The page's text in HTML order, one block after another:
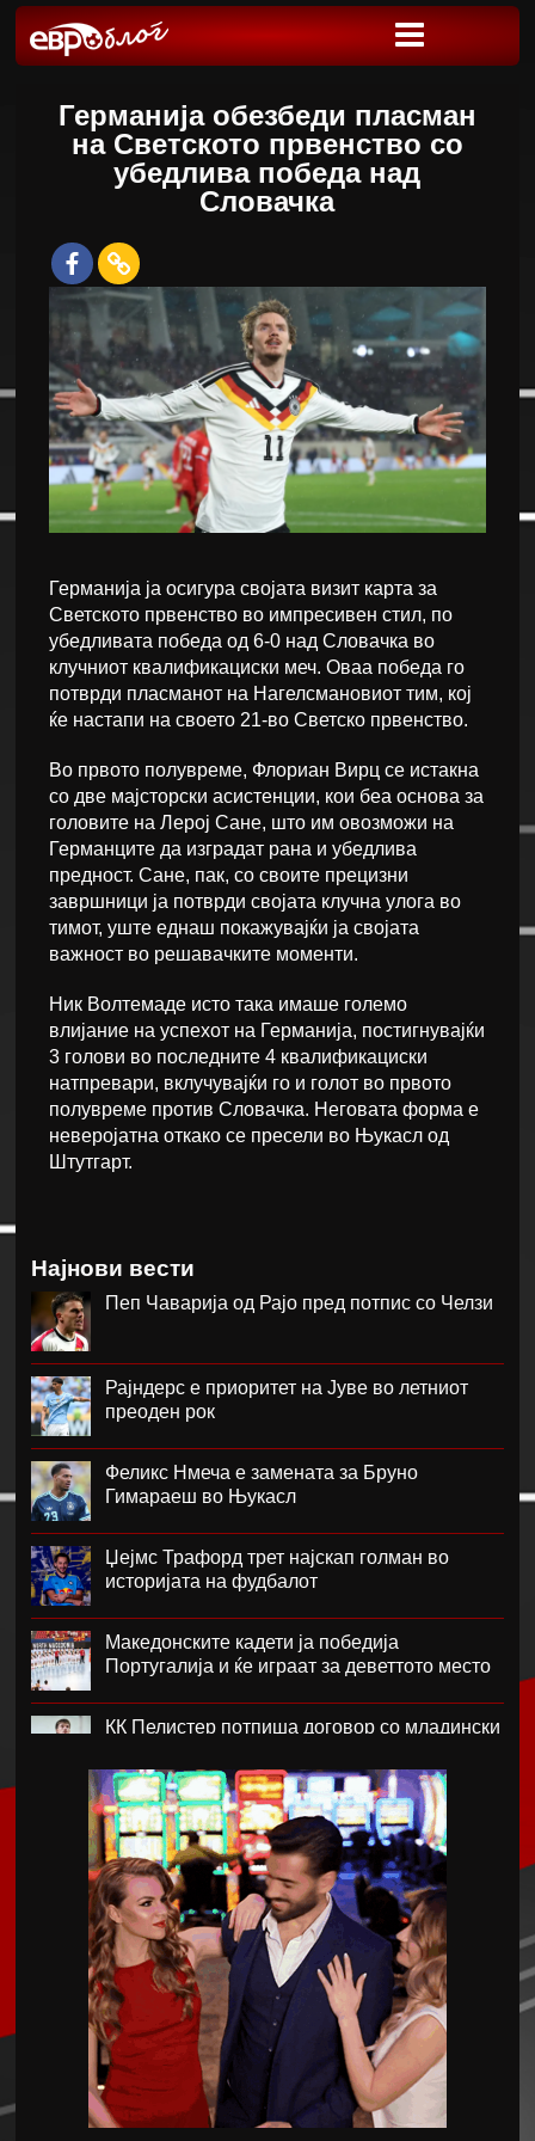
Германија обезбеди пласман
на Светското првенство со
убедлива победа над
Словачка
Германија ја осигура својата визит карта за
Светското првенство во импресивен стил, по
убедливата победа од 6-0 над Словачка во
клучниот квалификациски меч. Оваа победа го
потврди пласманот на Нагелсмановиот тим, кој
ќе настапи на своето 21-во Светско првенство.
Во првото полувреме, Флориан Вирц се истакна
со две мајсторски асистенции, кои беа основа за
головите на Лерој Сане, што им овозможи на
Германците да изградат рана и убедлива
предност. Сане, пак, со своите прецизни
завршници ја потврди својата клучна улога во
тимот, уште еднаш покажувајќи ја својата
важност во решавачките моменти.
Ник Волтемаде исто така имаше големо
влијание на успехот на Германија, постигнувајќи
3 голови во последните 4 квалификациски
натпревари, вклучувајќи го и голот во првото
полувреме против Словачка. Неговата форма е
неверојатна откако се пресели во Њукасл од
Штутгарт.
Најнови вести
Пеп Чаварија од Рајо пред потпис со Челзи
Рајндерс е приоритет на Јуве во летниот
преоден рок
Феликс Нмеча е замената за Бруно
Гимараеш во Њукасл
Џејмс Трафорд трет најскап голман во
историјата на фудбалот
Македонските кадети ја победија
Португалија и ќе играат за деветтото место
КК Пелистер потпиша договор со младински
Магнес Аклиуш официјално претставен во
Париз
Мики ван де Вен се согласи на нов договор
со Тотенхем
Лина Ѓорческа го заврши настапот во
Лајпциг
Барса и Сити почнаа преговори за Родри,
испратена и првата понуда